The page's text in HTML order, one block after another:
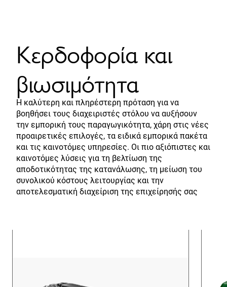
Κερδοφορία και
βιωσιμότητα
Η καλύτερη και πληρέστερη πρόταση για να
βοηθήσει τους διαχειριστές στόλου να αυξήσουν
την εμπορική τους παραγωγικότητα, χάρη στις νέες
προαιρετικές επιλογές, τα ειδικά εμπορικά πακέτα
και τις καινοτόμες υπηρεσίες. Οι πιο αξιόπιστες και
καινοτόμες λύσεις για τη βελτίωση της
αποδοτικότητας της κατανάλωσης, τη μείωση του
συνολικού κόστους λειτουργίας και την
αποτελεσματική διαχείριση της επιχείρησής σας